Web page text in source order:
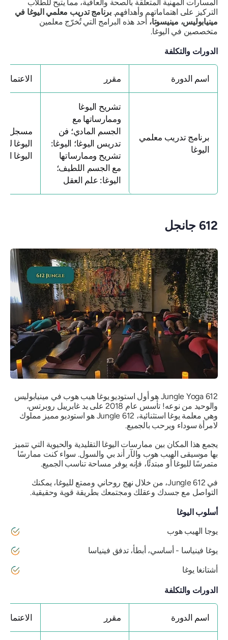
المسارات المهنية المتعلقة بالصحة والعافية، مما يتيح للطلاب
التركيز على اهتماماتهم وأهدافهم.برنامج تدريب معلمي اليوغا في
مينيابوليس، مينيسوتا،أحد هذه البرامج التي تُخرّج معلمين
متخصصين في اليوغا.
الدورات والتكلفة
اسم الدورة مقرر الاعتماد
برنامج تدريب معلمي
اليوغا
تشريح اليوغا
وممارساتها مع
الجسم المادي؛ فن
تدريس اليوغا؛ اليوغا:
تشريح وممارساتها
مع الجسم اللطيف؛
اليوغا: علم العقل
مسجل
اليوغا
اليوغا
612 جانجل
612 Jungle Yoga هو أول استوديو يوغا هيب هوب في مينيابوليس
والوحيد من نوعه! تأسس عام 2018 على يد غابرييل روبرتس،
وهي معلمة يوغا استثنائية، 612 Jungle هو استوديو مميز مملوك
لامرأة سوداء ويرحب بالجميع.
يجمع هذا المكان بين ممارسات اليوغا التقليدية والحيوية التي تتميز
بها موسيقى الهيب هوب والآر أند بي والسول. سواء كنت ممارسًا
متمرسًا لليوغا أو مبتدئًا، فإنه يوفر مساحة تناسب الجميع.
في 612 Jungle، من خلال نهج روحاني وممتع لليوغا، يمكنك
التواصل مع جسدك وعقلك ومجتمعك بطريقة قوية وحقيقية.
أسلوب اليوغا
يوجا الهيب هوب
يوغا فينياسا - أساسي، أبطأ، تدفق فينياسا
أشتانغا يوغا
الدورات والتكلفة
اسم الدورة مقرر الاعتماد